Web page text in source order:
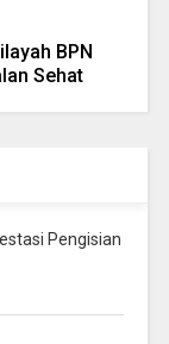
BPN
Sehat
Pengisian